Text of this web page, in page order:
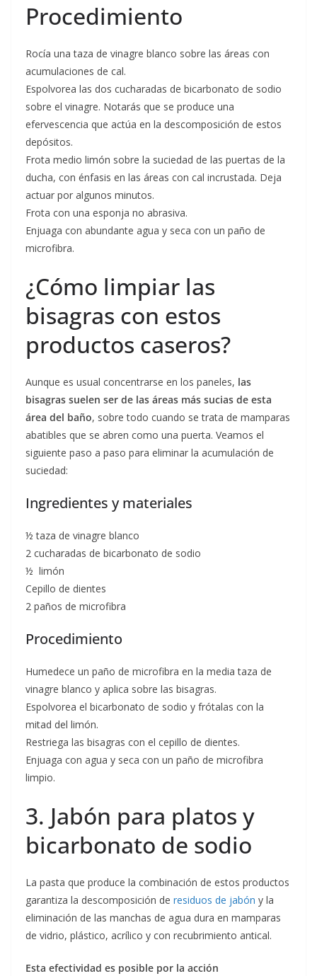
Procedimiento
Rocía una taza de vinagre blanco sobre las áreas con
acumulaciones de cal.
Espolvorea las dos cucharadas de bicarbonato de sodio
sobre el vinagre. Notarás que se produce una
efervescencia que actúa en la descomposición de estos
depósitos.
Frota medio limón sobre la suciedad de las puertas de la
ducha, con énfasis en las áreas con cal incrustada. Deja
actuar por algunos minutos.
Frota con una esponja no abrasiva.
Enjuaga con abundante agua y seca con un paño de
microfibra.
¿Cómo limpiar las
bisagras con estos
productos caseros?
Aunque es usual concentrarse en los paneles, las
bisagras suelen ser de las áreas más sucias de esta
área del baño, sobre todo cuando se trata de mamparas
abatibles que se abren como una puerta. Veamos el
siguiente paso a paso para eliminar la acumulación de
suciedad:
Ingredientes y materiales
½ taza de vinagre blanco
2 cucharadas de bicarbonato de sodio
½ limón
Cepillo de dientes
2 paños de microfibra
Procedimiento
Humedece un paño de microfibra en la media taza de
vinagre blanco y aplica sobre las bisagras.
Espolvorea el bicarbonato de sodio y frótalas con la
mitad del limón.
Restriega las bisagras con el cepillo de dientes.
Enjuaga con agua y seca con un paño de microfibra
limpio.
3. Jabón para platos y
bicarbonato de sodio
La pasta que produce la combinación de estos productos
garantiza la descomposición de residuos de jabón y la
eliminación de las manchas de agua dura en mamparas
de vidrio, plástico, acrílico y con recubrimiento antical.
Esta efectividad es posible por la acción